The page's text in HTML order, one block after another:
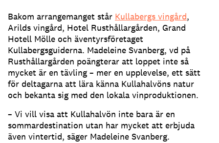
Bakom arrangemanget står Kullabergs vingård,
Arilds vingård, Hotel Rusthållargården, Grand
Hotell Mölle och äventyrsföretaget
Kullabergsguiderna. Madeleine Svanberg, vd på
Rusthållargården poängterar att loppet inte så
mycket är en tävling – mer en upplevelse, ett sätt
för deltagarna att lära känna Kullahalvöns natur
och bekanta sig med den lokala vinproduktionen.
– Vi vill visa att Kullahalvön inte bara är en
sommardestination utan har mycket att erbjuda
även vintertid, säger Madeleine Svanberg.